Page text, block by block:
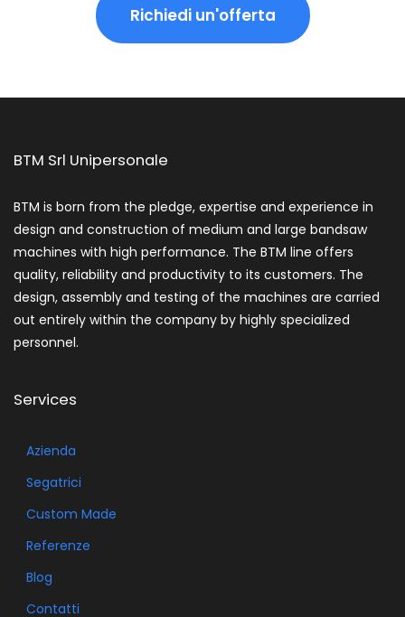
Richiedi un'offerta
BTM Srl Unipersonale
BTM is born from the pledge, expertise and experience in
design and construction of medium and large bandsaw
machines with high performance. The BTM line offers
quality, reliability and productivity to its customers. The
design, assembly and testing of the machines are carried
out entirely within the company by highly specialized
personnel.
Services
Azienda
Segatrici
Custom Made
Referenze
Blog
Contatti